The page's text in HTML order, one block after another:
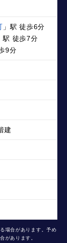
」駅 徒歩6分
駅 徒歩7分
9分
建
場合があります。予め
があります。